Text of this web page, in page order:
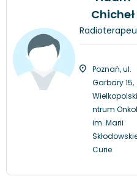
Chicheł
Poznań, ul.
Garbary 15,
ntrum
im. Marii
Curie